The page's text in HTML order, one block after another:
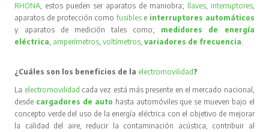
RHONA , estos pueden ser aparatos de maniobra; llaves, interruptores,
aparatos de protección comofusibles e interruptores automáticos
y aparatos de medición tales como; medidores de energía
eléctrica amperímetros ,voltímetros ,variadores de frecuencia
¿Cuáles son los beneficios de la electromovilidad?
La electromovilidad cada vez está más presente en el mercado nacional,
desde cargadores de auto hasta automóviles que se mueven bajo el
concepto verde del uso de la energía eléctrica con el objetivo de mejorar
la calidad del aire, reducir la contaminación acústica, contribuir al